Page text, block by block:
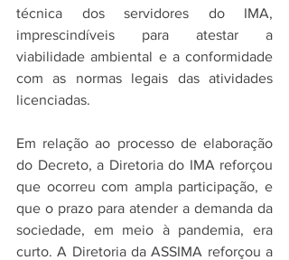
técnica dos servidores do IMA,
imprescindíveis para atestar a
viabilidade ambiental e a conformidade
com as normas legais das atividades
licenciadas.
Em relação ao processo de elaboração
do Decreto, a Diretoria do IMA reforçou
que ocorreu com ampla participação, e
que o prazo para atender a demanda da
sociedade, em meio à pandemia, era
curto. A Diretoria da ASSIMA reforçou a